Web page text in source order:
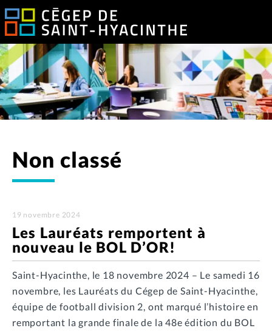
Non classé
19 novembre 2024
Les Lauréats remportent à
nouveau le BOL D’OR!
Saint-Hyacinthe, le 18 novembre 2024 – Le samedi 16
novembre, les Lauréats du Cégep de Saint-Hyacinthe,
équipe de football division 2, ont marqué l’histoire en
remportant la grande finale de la 48e édition du BOL